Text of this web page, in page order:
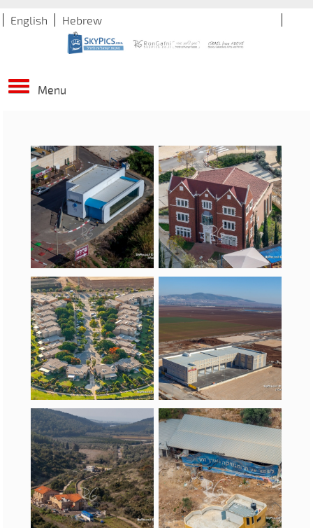
Hebrew
English
Menu